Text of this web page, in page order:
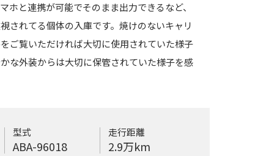
と連携が可能でそのまま出力できるなど、
されてる個体の入庫です。焼けのないキャリ
ご覧いただければ大切に使用されていた様子
な外装からは大切に保管されていた様子を感
型式
ABA-96018
走行距離
2.9万km